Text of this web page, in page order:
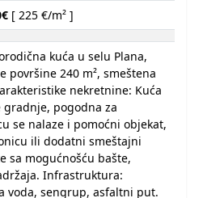
[ 225 €/m² ]
kuća u selu Plana,
površine 240 m², smeštena
nekretnine: Kuća
gradnje, pogodna za
se nalaze i pomoćni objekat,
ili dodatni smeštajni
sa mogućnošću bašte,
Infrastruktura:
voda, sengrup, asfaltni put.